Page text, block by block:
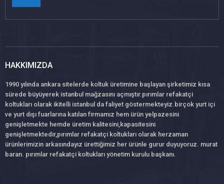
HAKKIMIZDA
1990 yılında ankara sitelerde koltuk üretimine başlayan şirketimiz kısa
sürede büyüyerek istanbul mağzasını açmıştır.pırımlar refakatçi
koltukları olarak ikitelli istanbul da faliyet göstermekteyiz.birçok yurt içi
ve yurt dışı fuarlarına katılan firmamız hem ürün yelpazesini
genişletmekte hemde üretim kalitesini,kapasitesini
genişletmektedir,pırımlar refakatçi koltukları olarak herzaman
ürünlerimizin arkasındayız ürettiğimiz her ürünle gurur duyuyoruz. murat
baran. pırımlar refakatçi koltukları yönetim kurulu başkanı.